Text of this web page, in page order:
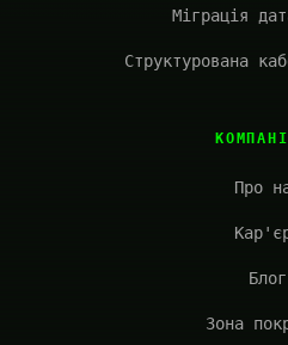
Міграція
Структурована
Про
Блог
Зона